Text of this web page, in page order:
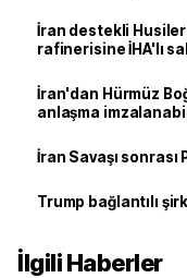
İran destekli
rafinerisine İHA'lı
İran'dan Hürmüz
anlaşma
İran Savaşı
Trump bağlantılı
İlgili Haberler